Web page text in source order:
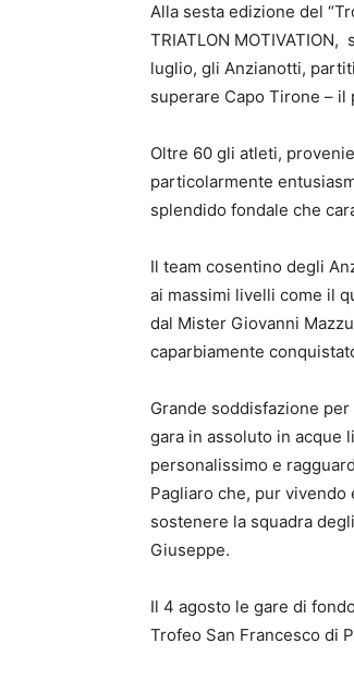
Alla sesta edizione del
TRIATLON
luglio, gli Anzianotti,
superare Capo Tirone –
Oltre 60 gli atleti,
particolarmente
splendido fondale che
Il team cosentino degli
ai massimi livelli come il
dal Mister Giovanni
caparbiamente
Grande soddisfazione
gara in assoluto in acque
personalissimo e
Pagliaro che, pur vivendo
sostenere la squadra
Giuseppe.
Il 4 agosto le gare di
Trofeo San Francesco di